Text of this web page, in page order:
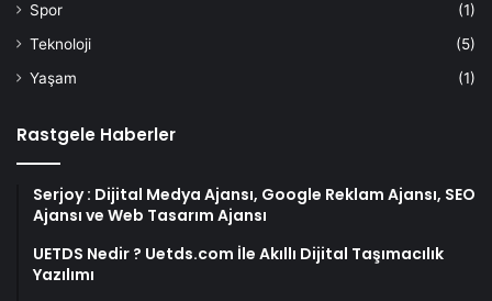
Spor
(1)
Teknoloji
(5)
Yaşam
(1)
Rastgele Haberler
Serjoy : Dijital Medya Ajansı, Google Reklam Ajansı, SEO
Ajansı ve Web Tasarım Ajansı
UETDS Nedir ? Uetds.com İle Akıllı Dijital Taşımacılık
Yazılımı